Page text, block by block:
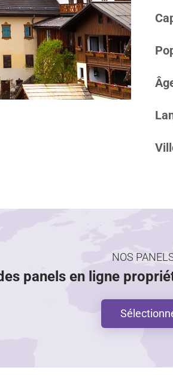
NOS
panels en ligne